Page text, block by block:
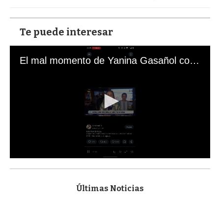
Te puede interesar
El mal momento de Yanina Gasañol con un hincha argentino en "Subrayado"
s
Últimas Noticias